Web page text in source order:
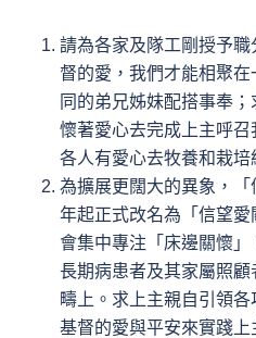
請為各家及隊工剛授予
督的愛，我們才能相聚
同的弟兄姊妹配搭事奉
懷著愛心去完成上主呼
各人有愛心去牧養和栽培
為擴展更闊大的異象，
年起正式改名為「信望
會集中專注「床邊關懷
長期病患者及其家屬照
疇上。求上主親自引領
基督的愛與平安來實踐上